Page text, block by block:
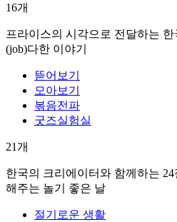
16개
프라이스의 시각으로 전달하는
(job)다한 이야기
뜯어보기
모아보기
볶음전파
굿즈실험실
21개
한국의 크리에이터와 함께하는
해주는 놀기 좋은 날
절기로운 생활